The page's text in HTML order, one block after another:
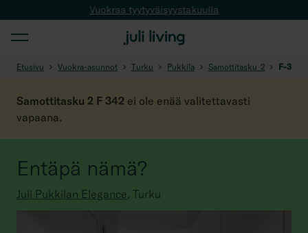
Vuokraa tyytyväisyystakuulla
Etusivu Vuokra-asunnot Turku Pukkila Samottitasku_2 F-342
Samottitasku 2 F 342 ei ole enää valitettavasti
vapaana.
Entäpä nämä?
Juli Pukkilan Elegance, Turku